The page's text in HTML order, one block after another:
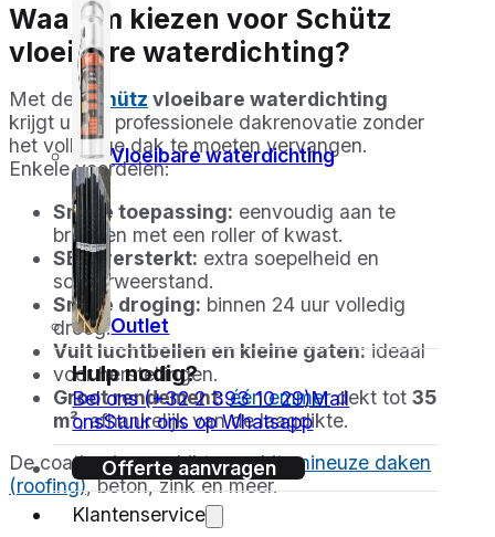
Vloeibare waterdichting
Outlet
Hulp nodig?
Bel ons (+32 2 393 10 29)Mail
onsStuur ons op Whatsapp
Offerte aanvragen
Klantenservice
Waarom kiezen voor Schütz
vloeibare waterdichting?
Met de Schütz vloeibare waterdichting
krijgt u een professionele dakrenovatie zonder
het volledige dak te moeten vervangen.
Enkele voordelen:
Snelle toepassing: eenvoudig aan te
brengen met een roller of kwast.
SBS-versterkt: extra soepelheid en
scheurweerstand.
Snelle droging: binnen 24 uur volledig
droog.
Vult luchtbellen en kleine gaten:ideaal
voor herstellingen.
Groot rendement: één emmerdekt tot 35
m², afhankelijk van de laagdikte.
De coating is geschikt voorbitumineuze daken
(roofing), beton, zink en meer.